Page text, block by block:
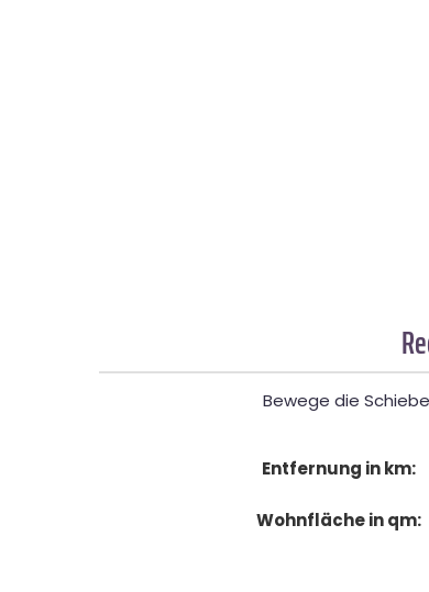
Bewege die
Entfernung in km:
Wohnfläche in qm: